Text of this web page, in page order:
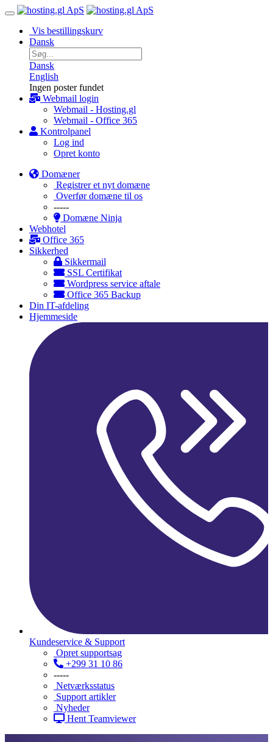
Vis bestillingskurv
Dansk
Dansk
English
Ingen poster fundet
Webmail login
Webmail - Hosting.gl
Webmail - Office 365
Kontrolpanel
Log ind
Opret konto
Domæner
Registrer et nyt domæne
Overfør domæne til os
-----
Domæne Ninja
Webhotel
Office 365
Sikkerhed
Sikkermail
SSL Certifikat
Wordpress service aftale
Office 365 Backup
Din IT-afdeling
Hjemmeside
Kundeservice & Support
Opret supportsag
+299 31 10 86
-----
Netværksstatus
Support artikler
Nyheder
Hent Teamviewer